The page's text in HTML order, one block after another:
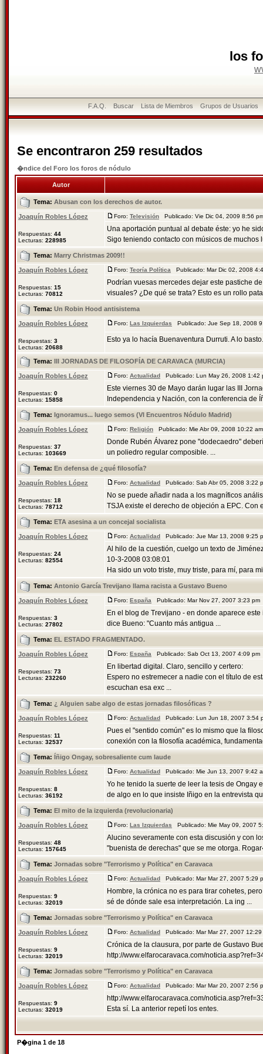
los
F.A.Q. Buscar Lista de Miembros Grupos de Usuarios
Se encontraron 259 resultados
�ndice del Foro los foros de nódulo
Autor
Tema: Abusan con los derechos de autor.
Joaquín Robles López
Respuestas: 44
Lecturas: 228985
Foro: Televisión Publicado: Vie Dic 04, 2009 8:56
Una aportación puntual al debate éste: yo he
Sigo teniendo contacto con músicos de muchos
Tema: Marry Christmas 2009!!
Joaquín Robles López
Respuestas: 15
Lecturas: 70812
Foro: Teoría Política Publicado: Mar Dic 02, 2008
Podrían vuesas mercedes dejar este pastiche
visuales? ¿De qué se trata? Esto es un rollo
Tema: Un Robin Hood antisistema
Joaquín Robles López
Respuestas: 3
Lecturas: 20688
Foro: Las Izquierdas Publicado: Jue Sep 18, 2008
Esto ya lo hacía Buenaventura Durruti. A lo
Tema: III JORNADAS DE FILOSOFÍA DE CARAVACA (MURCIA)
Joaquín Robles López
Respuestas: 0
Lecturas: 15858
Foro: Actualidad Publicado: Lun May 26, 2008
Este viernes 30 de Mayo darán lugar las III
Independencia y Nación, con la conferencia de
Tema: Ignoramus... luego semos (VI Encuentros Nódulo Madrid)
Joaquín Robles López
Respuestas: 37
Lecturas: 103669
Foro: Religión Publicado: Mie Abr 09, 2008 10:22
Donde Rubén Álvarez pone "dodecaedro"
un poliedro regular composible. ...
Tema: En defensa de ¿qué filosofía?
Joaquín Robles López
Respuestas: 18
Lecturas: 78712
Foro: Actualidad Publicado: Sab Abr 05, 2008
No se puede añadir nada a los magníficos
TSJA existe el derecho de objeción a EPC. Con
Tema: ETA asesina a un concejal socialista
Joaquín Robles López
Respuestas: 24
Lecturas: 82554
Foro: Actualidad Publicado: Jue Mar 13, 2008
Al hilo de la cuestión, cuelgo un texto de
10-3-2008 03:08:01
Ha sido un voto triste, muy triste, para mí, para
Tema: Antonio García Trevijano llama racista a Gustavo Bueno
Joaquín Robles López
Respuestas: 3
Lecturas: 27802
Foro: España Publicado: Mar Nov 27, 2007 3:23
En el blog de Trevijano - en donde aparece
dice Bueno: "Cuanto más antigua ...
Tema: EL ESTADO FRAGMENTADO.
Joaquín Robles López
Respuestas: 73
Lecturas: 232260
Foro: España Publicado: Sab Oct 13, 2007 4:09
En libertad digital. Claro, sencillo y certero:
Espero no estremecer a nadie con el título de
escuchan esa exc ...
Tema: ¿ Alguien sabe algo de estas jornadas filosóficas ?
Joaquín Robles López
Respuestas: 11
Lecturas: 32537
Foro: Actualidad Publicado: Lun Jun 18, 2007
Pues el "sentido común" es lo mismo que la
conexión con la filosofía académica,
Tema: Íñigo Ongay, sobresaliente cum laude
Joaquín Robles López
Respuestas: 8
Lecturas: 36192
Foro: Actualidad Publicado: Mie Jun 13, 2007 9:42
Yo he tenido la suerte de leer la tesis de Ongay
de algo en lo que insiste Iñigo en la entrevista
Tema: El mito de la izquierda (revolucionaria)
Joaquín Robles López
Respuestas: 48
Lecturas: 157645
Foro: Las Izquierdas Publicado: Mie May 09, 2007
Alucino severamente con esta discusión y con
"buenista de derechas" que se me otorga.
Tema: Jornadas sobre "Terrorismo y Política" en Caravaca
Joaquín Robles López
Respuestas: 9
Lecturas: 32019
Foro: Actualidad Publicado: Mar Mar 27, 2007
Hombre, la crónica no es para tirar cohetes,
sé de dónde sale esa interpretación. La ing ...
Tema: Jornadas sobre "Terrorismo y Política" en Caravaca
Joaquín Robles López
Respuestas: 9
Lecturas: 32019
Foro: Actualidad Publicado: Mar Mar 27, 2007
Crónica de la clausura, por parte de Gustavo
http://www.elfarocaravaca.com/
Tema: Jornadas sobre "Terrorismo y Política" en Caravaca
Joaquín Robles López
Respuestas: 9
Lecturas: 32019
Foro: Actualidad Publicado: Mar Mar 20, 2007
http://www.elfarocaravaca.com/
Esta sí. La anterior repetí los entes.
P�gina 1 de 18